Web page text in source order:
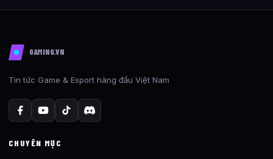
GAMING.VN
Tin tức Game & Esport hàng đầu Việt Nam
CHUYÊN MỤC